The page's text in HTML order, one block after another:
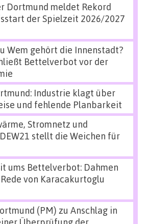
Dortmund meldet Rekord
der Spielzeit 2026/2027
Wem gehört die Innenstadt?
Bettelverbot vor der
Industrie klagt über
und fehlende Planbarkeit
Stromnetz und
stellt die Weichen für
ums Bettelverbot: Dahmen
von Karacakurtoglu
(PM) zu Anschlag in